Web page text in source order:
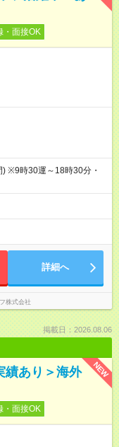
・面接OK
※9時30運～18時30分・
詳細へ
株式会社
掲載日：2026.08.06
NEW
績あり＞海外
・面接OK